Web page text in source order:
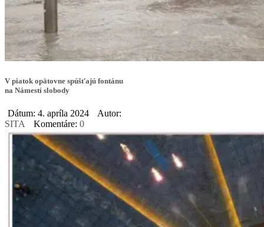
V piatok opätovne spúšťajú fontánu
na Námestí slobody
Dátum: 4. apríla 2024
Autor:
SITA
Komentáre: 0